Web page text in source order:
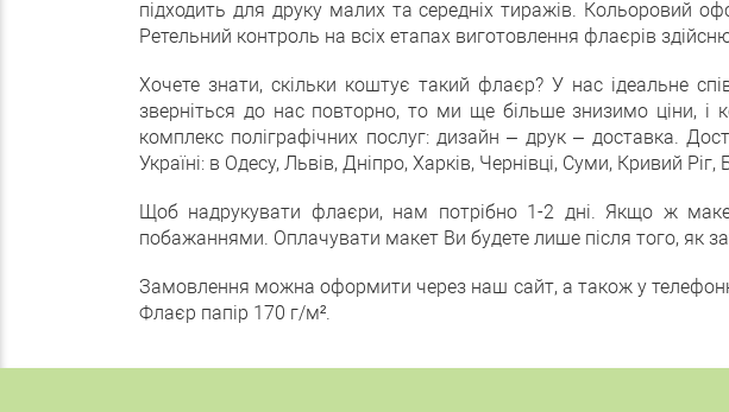
підходить для друку малих та середніх тиражів. Кольоровий
Ретельний контроль на всіх етапах виготовлення флаєрів
Хочете знати, скільки коштує такий флаєр? У нас ідеальне
зверніться до нас повторно, то ми ще більше знизимо ціни,
комплекс поліграфічних послуг: дизайн – друк – доставка.
Україні: в Одесу, Львів, Дніпро, Харків, Чернівці, Суми, Кривий
Щоб надрукувати флаєри, нам потрібно 1-2 дні. Якщо ж
побажаннями. Оплачувати макет Ви будете лише після того, як
Замовлення можна оформити через наш сайт, а також у
Флаєр папір 170 г/м².